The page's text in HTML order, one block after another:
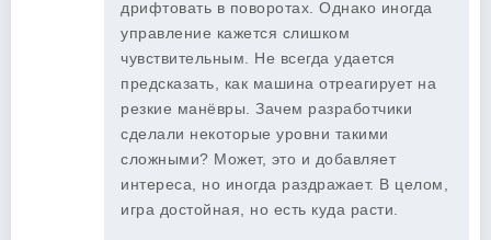
дрифтовать в поворотах. Однако иногда
управление кажется слишком
чувствительным. Не всегда удается
предсказать, как машина отреагирует на
резкие манёвры. Зачем разработчики
сделали некоторые уровни такими
сложными? Может, это и добавляет
интереса, но иногда раздражает. В целом,
игра достойная, но есть куда расти.